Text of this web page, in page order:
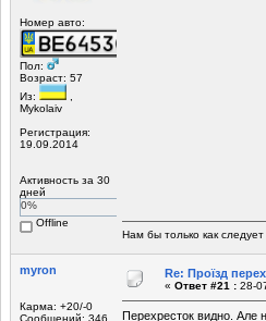
Номер авто:
Пол:
Возраст: 57
Из:
,
Mykolaiv
Регистрация:
19.09.2014
Активность за 30
дней
0%
Offline
Нам бы только как
myron
Карма: +20/-0
Сообщений: 346
Re: Проїзд
« Ответ #21 : 28-
Перехресток видно. Але